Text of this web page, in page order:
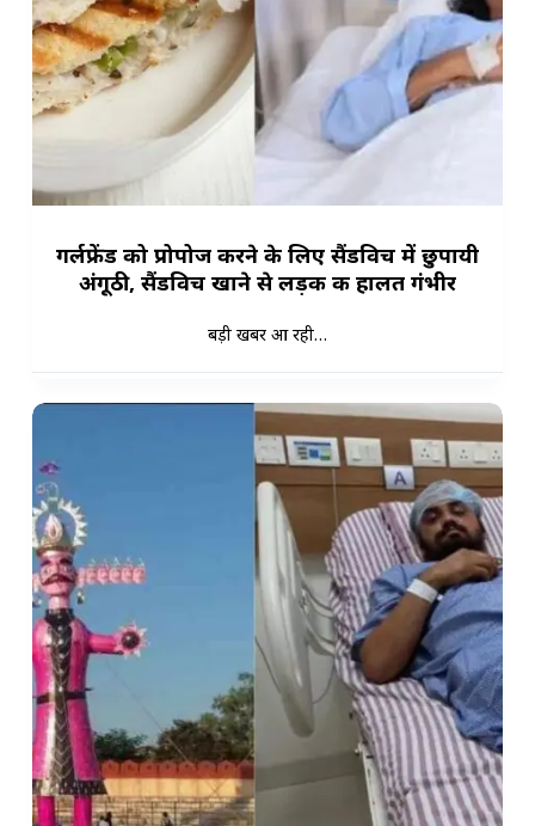
गर्लफ्रेंड को प्रोपोज करने के लिए सैंडविच में छुपायी
अंगूठी, सैंडविच खाने से लड़की की हालत गंभीर
बड़ी खबर आ रही…